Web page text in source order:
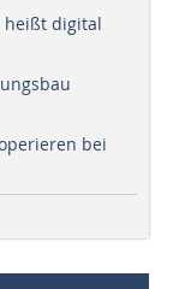
heißt digital
bei